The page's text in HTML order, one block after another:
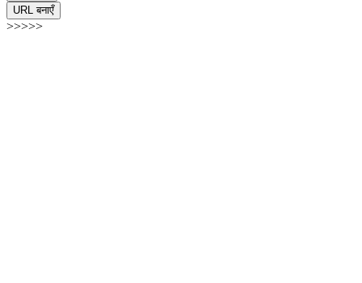
URL बनाएँ
>>>>>